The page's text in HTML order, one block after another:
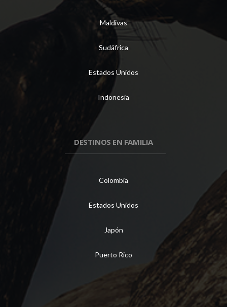
Maldivas
Sudáfrica
Estados Unidos
Indonesia
DESTINOS EN FAMILIA
Colombia
Estados Unidos
Japón
Puerto Rico